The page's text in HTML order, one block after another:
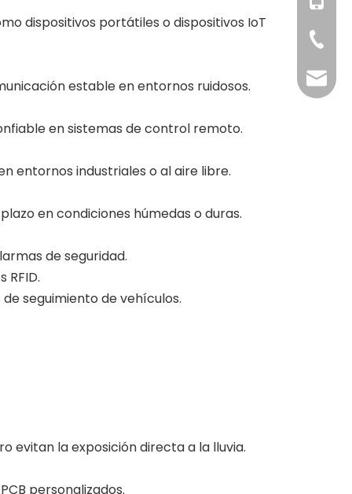
dispositivos portátiles o dispositivos IoT
estable en entornos ruidosos.
en sistemas de control remoto.
entornos industriales o al aire libre.
en condiciones húmedas o duras.
de seguridad.
seguimiento de vehículos.
evitan la exposición directa a la lluvia.
personalizados.
+86-